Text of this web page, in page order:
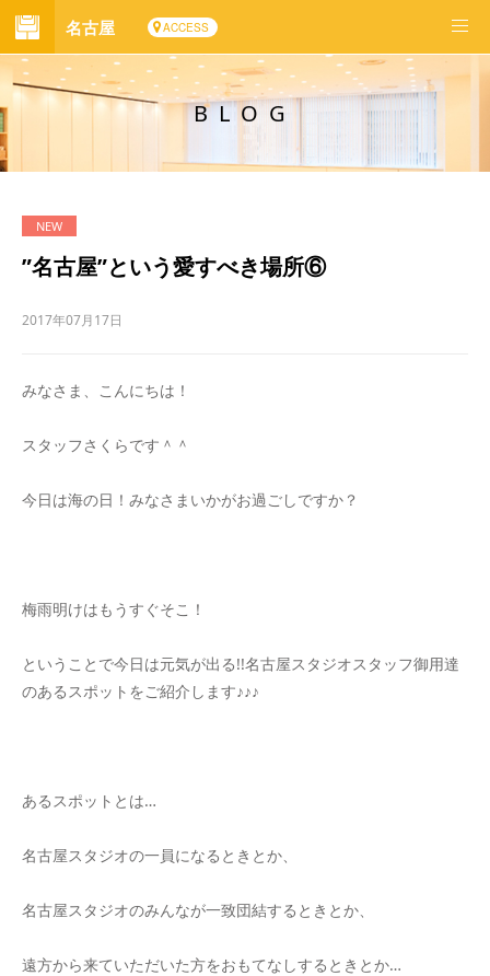
名古屋 ACCESS
BLOG
”名古屋”という愛すべき場所⑥
2017年07月17日
みなさま、こんにちは！
スタッフさくらです＾＾
今日は海の日！みなさまいかがお過ごしですか？
梅雨明けはもうすぐそこ！
ということで今日は元気が出る!!名古屋スタジオスタッフ御用達
のあるスポットをご紹介します♪♪♪
あるスポットとは…
名古屋スタジオの一員になるときとか、
名古屋スタジオのみんなが一致団結するときとか、
遠方から来ていただいた方をおもてなしするときとか…